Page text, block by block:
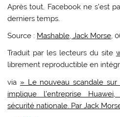
Après tout, Facebook ne s’est
derniers temps.
Source : Mashable, Jack Morse,
Traduit par les lecteurs du site
librement reproductible en
via » Le nouveau scandale
implique l’entreprise
sécurité nationale. Par Jack